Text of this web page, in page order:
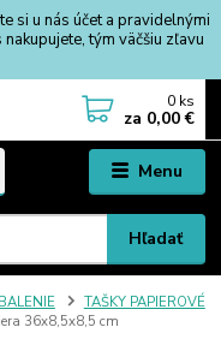
si u nás účet a pravidelnými
tým väčšiu zľavu
Menu
Hľadať
0 ks
za 0,00 €
TAŠKY PAPIEROVÉ
36x8,5x8,5 cm